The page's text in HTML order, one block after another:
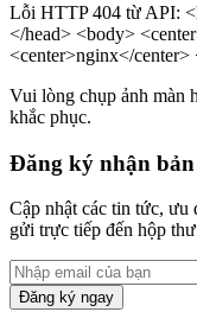
Lỗi HTTP 404 từ API:
</head> <body>
<center>nginx</
Vui lòng chụp ảnh màn
khắc phục.
Đăng ký nhận
Cập nhật các tin tức, ưu
gửi trực tiếp đến hộp
Đăng ký ngay